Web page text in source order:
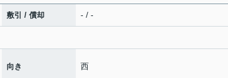
敷引 / 償却 - / -
向き 西